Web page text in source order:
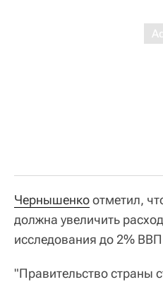
Чернышенкоотметил,
должна увеличить
исследования до 2%
"Правительство страны